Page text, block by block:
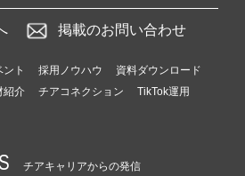
掲載のお問い合わせ
ト 採用ノウハウ
資料ダウンロード
紹介 チアコネクション
TikTok運用
チアキャリアからの発信